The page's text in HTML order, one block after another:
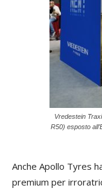
Vredestein
R50) esposto
Anche Apollo Tyres
premium per